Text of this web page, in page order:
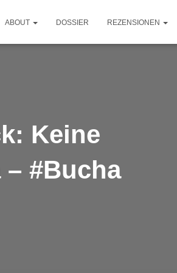
ABOUT DOSSIER REZENSIONEN
Keine
#Bucha